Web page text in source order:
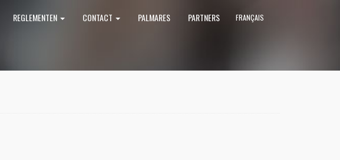
REGLEMENTEN CONTACT PALMARES PARTNERS FRANÇAIS